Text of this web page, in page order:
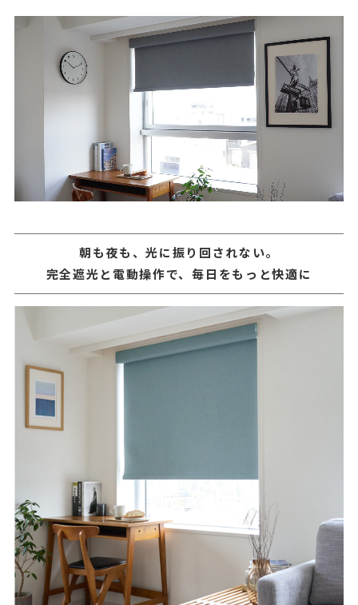
朝も夜も、光に振り回されない。
完全遮光と電動操作で、毎日をもっと快適に